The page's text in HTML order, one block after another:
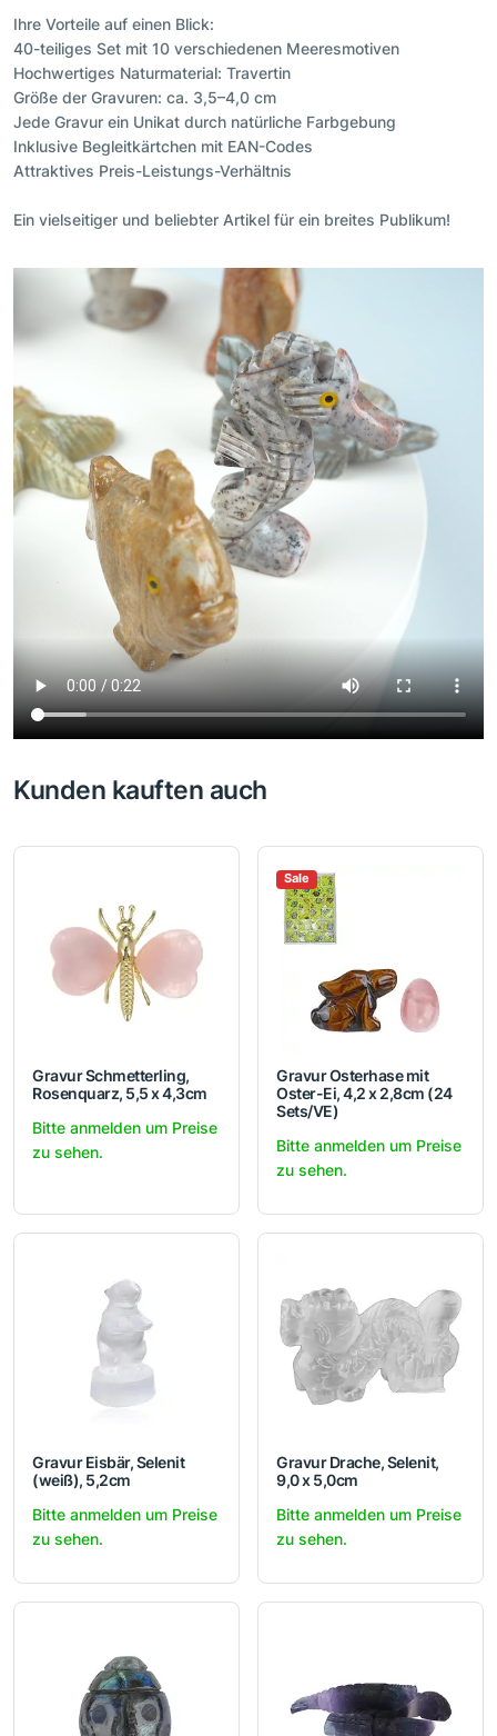
Ihre Vorteile auf einen Blick:
40-teiliges Set mit 10 verschiedenen Meeresmotiven
Hochwertiges Naturmaterial: Travertin
Größe der Gravuren: ca. 3,5–4,0 cm
Jede Gravur ein Unikat durch natürliche Farbgebung
Inklusive Begleitkärtchen mit EAN-Codes
Attraktives Preis-Leistungs-Verhältnis
Ein vielseitiger und beliebter Artikel für ein breites Publikum!
Kunden kauften auch
Gravur Schmetterling,
Rosenquarz, 5,5 x 4,3cm
Bitte anmelden um Preise
zu sehen.
Sale
Gravur Osterhase mit
Oster-Ei, 4,2 x 2,8cm (24
Sets/VE)
Bitte anmelden um Preise
zu sehen.
Gravur Eisbär, Selenit
(weiß), 5,2cm
Bitte anmelden um Preise
zu sehen.
Gravur Drache, Selenit,
9,0 x 5,0cm
Bitte anmelden um Preise
zu sehen.